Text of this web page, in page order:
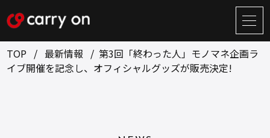
サ
イ
ト
メ
TOP 最新情報
第3回「終わった人」モノマネ企画ラ
イブ開催を記念し、オフィシャルグッズが販売決定!